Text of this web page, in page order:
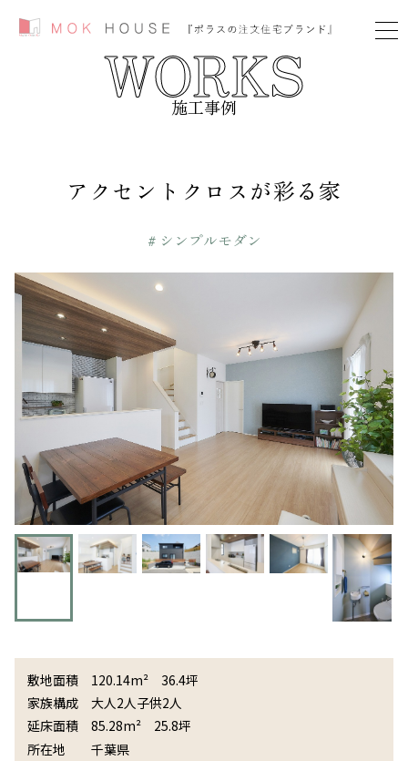
WORKS
施工事例
アクセントクロスが彩る家
# シンプルモダン
敷地面積
120.14m² 36.4坪
家族構成
大人2人子供2人
延床面積
85.28m² 25.8坪
所在地
千葉県